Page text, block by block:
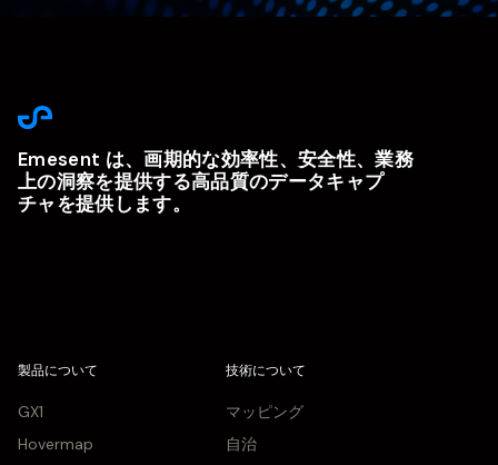
Emesent は、画期的な効率性、安全性、業務
上の洞察を提供する高品質のデータキャプ
チャを提供します。
製品について
GX1
Hovermap
技術について
マッピング
自治